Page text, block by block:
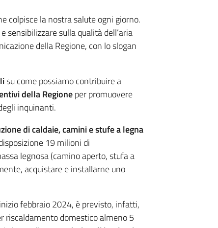
colpisce la nostra salute ogni giorno.
sensibilizzare sulla qualità dell’aria
della Regione, con lo slogan
su come possiamo contribuire a
della Regioneper promuovere
inquinanti.
di caldaie, camini e stufe a legna
19 milioni di
legnosa (camino aperto, stufa a
acquistare e installarne uno
febbraio 2024, è previsto, infatti,
riscaldamento domestico almeno 5